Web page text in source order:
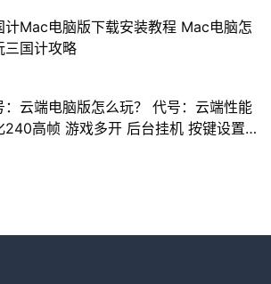
计Mac电脑版下载安装教程 Mac电脑怎
三国计攻略
：云端电脑版怎么玩？ 代号：云端性能
240高帧 游戏多开 后台挂机 按键设置